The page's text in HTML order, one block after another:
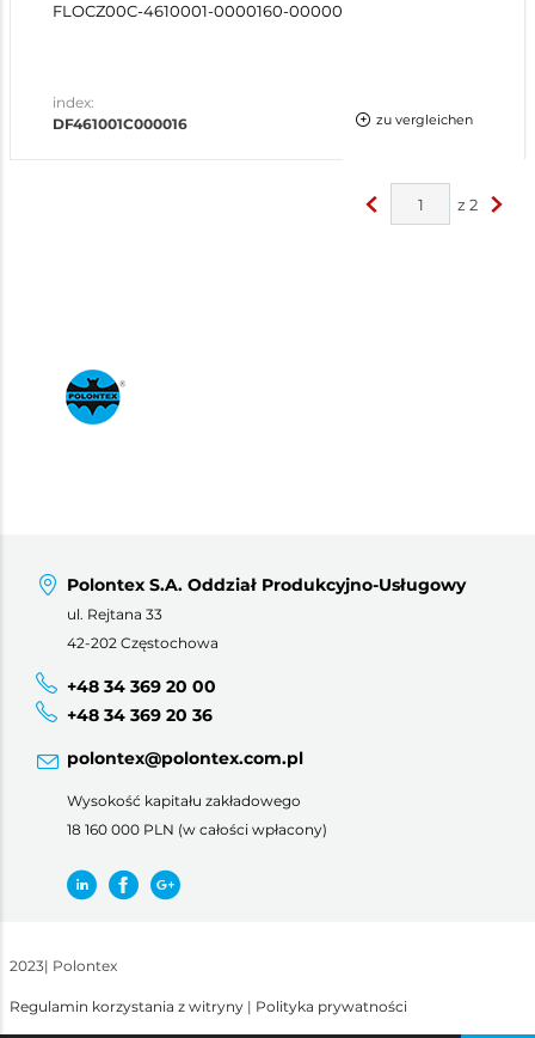
FLOCZ00C-4610001-0000160-00000
index:
DF461001C000016
zu vergleichen
< z 2 >
Polontex S.A. Oddział Produkcyjno-Usługowy
ul. Rejtana 33
42-202 Częstochowa
+48 34 369 20 00
+48 34 369 20 36
polontex@polontex.com.pl
Wysokość kapitału zakładowego
18 160 000 PLN (w całości wpłacony)
2023| Polontex
Regulamin korzystania z witryny | Polityka prywatności